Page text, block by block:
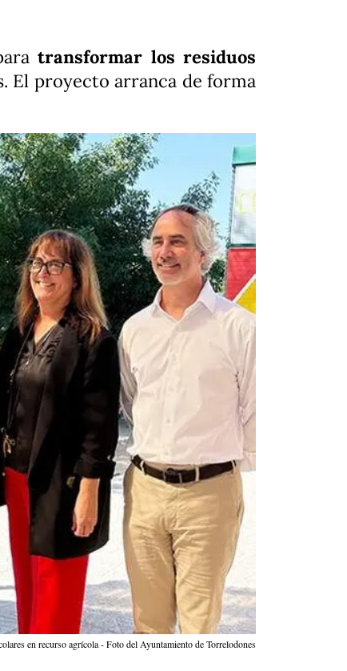
transformar los residuos
El proyecto arranca de forma
en recurso agrícola - Foto del Ayuntamiento de Torrelodones